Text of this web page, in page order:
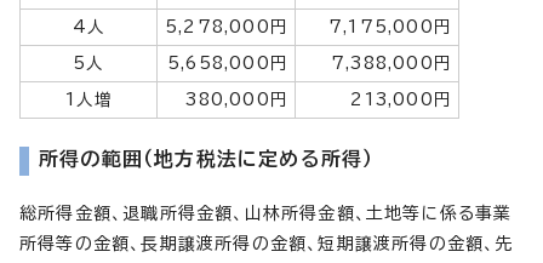
4人 5,278,000円 7,175,000円
5人 5,658,000円 7,388,000円
1人増 380,000円 213,000円
所得の範囲（地方税法に定める所得）
総所得金額、退職所得金額、山林所得金額、土地等に係る事業
所得等の金額、長期譲渡所得の金額、短期譲渡所得の金額、先